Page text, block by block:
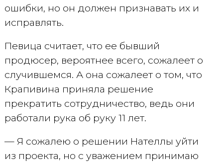
ошибки, но он должен признавать их и
исправлять.
Певица считает, что ее бывший
продюсер, вероятнее всего, сожалеет о
случившемся. А она сожалеет о том, что
Крапивина приняла решение
прекратить сотрудничество, ведь они
работали рука об руку 11 лет.
— Я сожалею о решении Нателлы уйти
из проекта, но с уважением принимаю